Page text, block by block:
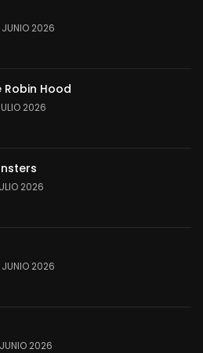
2026
Robin Hood
2026
2026
2026
2026